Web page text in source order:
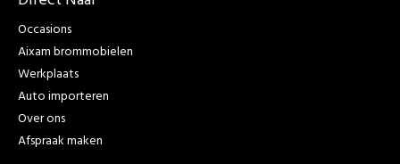
Occasions
Aixam brommobielen
Werkplaats
Auto importeren
Over ons
Afspraak maken